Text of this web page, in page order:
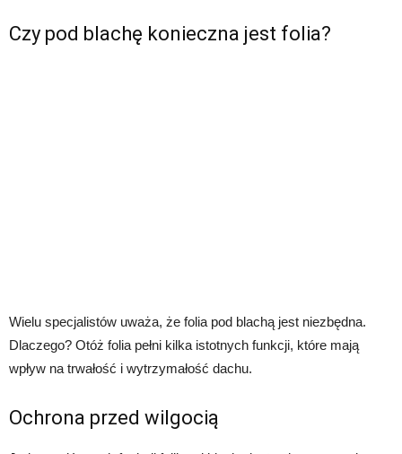
Czy pod blachę konieczna jest folia?
Wielu specjalistów uważa, że folia pod blachą jest niezbędna.
Dlaczego? Otóż folia pełni kilka istotnych funkcji, które mają
wpływ na trwałość i wytrzymałość dachu.
Ochrona przed wilgocią